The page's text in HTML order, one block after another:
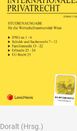
Doralt (Hrsg.)